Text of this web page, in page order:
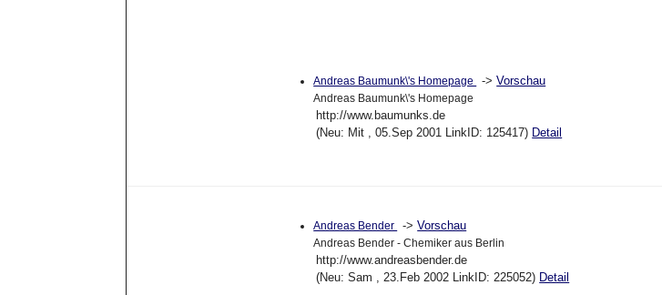
Andreas Baumunk\'s Homepage ->Vorschau
Andreas Baumunk\'s Homepage
http://www.baumunks.de
(Neu: Mit , 05.Sep 2001 LinkID: 125417) Detail
Andreas Bender ->Vorschau
Andreas Bender - Chemiker aus Berlin
http://www.andreasbender.de
(Neu: Sam , 23.Feb 2002 LinkID: 225052) Detail